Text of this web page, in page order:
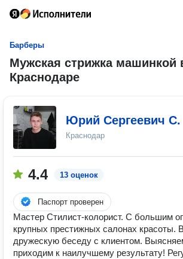
Барберы
Мужская стрижка машинкой
Краснодаре
Юрий Сергеевич С.
Краснодар
4.4 13 оценок
Паспорт проверен
Мастер Стилист-колорист. С большим
крупных престижных салонах красоты.
дружескую беседу с клиентом.
приходим к наилучшему результату!